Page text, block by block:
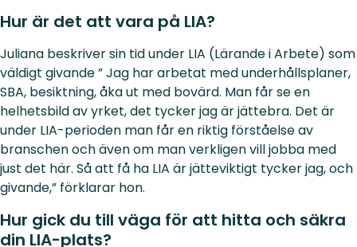
Hur är det att vara på LIA?
Juliana beskriver sin tid under LIA (Lärande i Arbete) som
väldigt givande ” Jag har arbetat med underhållsplaner,
SBA, besiktning, åka ut med bovärd. Man får se en
helhetsbild av yrket, det tycker jag är jättebra. Det är
under LIA-perioden man får en riktig förståelse av
branschen och även om man verkligen vill jobba med
just det här. Så att få ha LIA är jätteviktigt tycker jag, och
givande,” förklarar hon.
Hur gick du till väga för att hitta och säkra
din LIA-plats?